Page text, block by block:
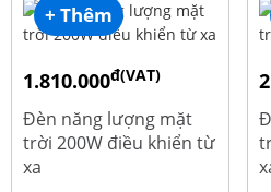
+ Thêm
1.810.000đ(VAT)
Đèn năng lượng mặt
trời 200W điều khiển từ
xa